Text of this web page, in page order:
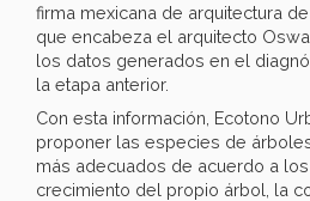
firma mexicana de arquitectura
que encabeza el arquitecto
los datos generados en el
la etapa anterior.
Con esta información, Ecotono
proponer las especies de
más adecuados de acuerdo a
crecimiento del propio árbol, la